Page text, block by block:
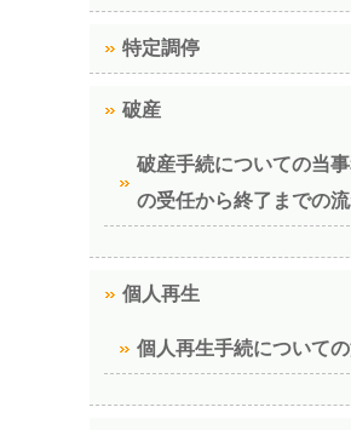
特定調停
破産
破産手続についての当
の受任から終了までの
個人再生
個人再生手続について